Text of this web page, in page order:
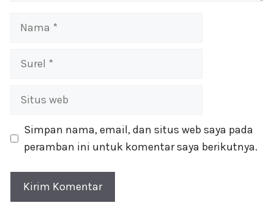
Nama
Surel
Situs
Simpan nama, email, dan situs web saya pada
peramban ini untuk komentar saya berikutnya.